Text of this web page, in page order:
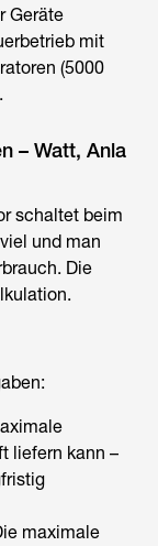
Geräte
mit
(5000
– Watt, Anla
schaltet beim
und man
Die
liefern kann –
maximale